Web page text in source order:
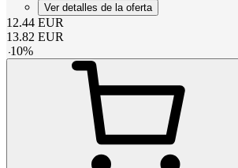
Ver detalles de la oferta
12.44 EUR
13.82 EUR
-10%